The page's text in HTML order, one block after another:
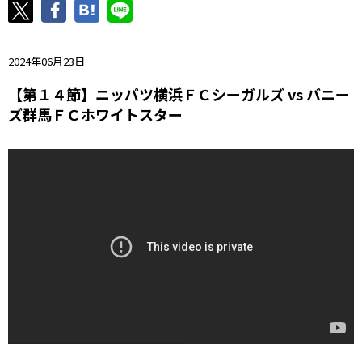
ニッパツ
2024年06月23日
【第１４節】ニッパツ横浜ＦＣシーガルズ vs バニー
ズ群馬ＦＣホワイトスター